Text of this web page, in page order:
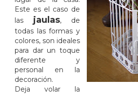
ONLY
CAGES
Este es el caso de
las jaulas, de
todas las formas y
colores, son ideales
para dar un toque
diferente y
personal en la
decoración.
Deja volar la